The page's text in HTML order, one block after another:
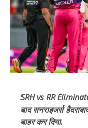
SRH vs RR
बाद सनराइजर्स
बाहर कर दिया.